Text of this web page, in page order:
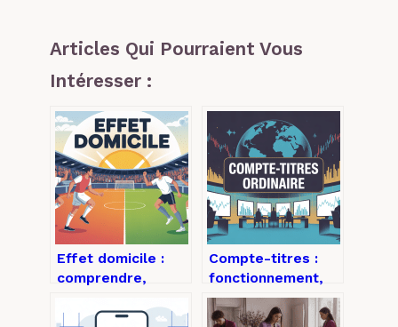
Articles Qui Pourraient Vous
Intéresser :
Effet domicile :
comprendre,
parti de cet
Compte-titres :
fonctionnement,
avantages et
limites à connaître